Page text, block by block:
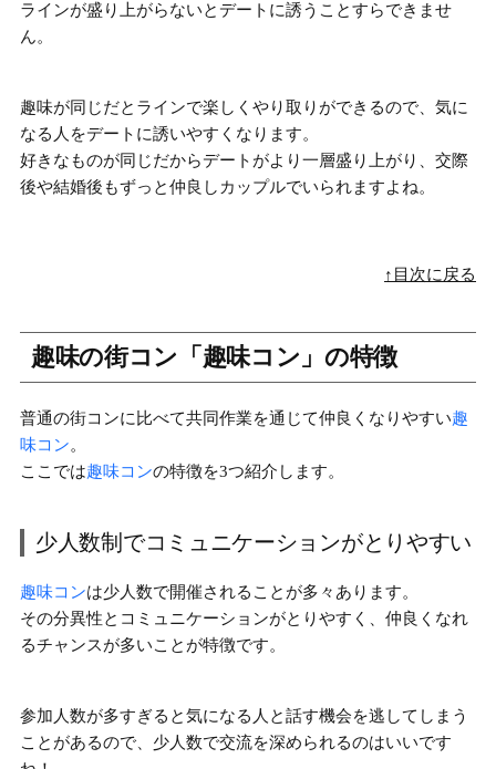
ラインが盛り上がらないとデートに誘うことすらできませ
ん。
趣味が同じだとラインで楽しくやり取りができるので、 気に
なる人をデートに誘いやすく なります。
好きなものが同じだからデートがより一層盛り上がり、交際
後や結婚後もずっと仲良しカップルでいられますよね。
↑目次に戻る
趣味の街コン「趣味コン」の特徴
普通の街コンに比べて共同作業を通じて仲良くなりやすい趣
味コン。
ここでは趣味コンの特徴を3つ紹介します。
少人数制でコミュニケーションがとりやすい
趣味コンは少人数で開催されることが多々あります。
その分異性と コミュニケーションがとりやすく、仲良くなれ
るチャンスが多いことが特徴です。
参加人数が多すぎると気になる人と話す機会を逃してしまう
ことがあるので、少人数で交流を深められるのはいいです